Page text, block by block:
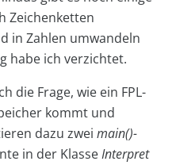
Zeichenketten
in Zahlen umwandeln
habe ich verzichtet.
die Frage, wie ein FPL-
kommt und
dazu zwei main()-
in der KlasseInterpret